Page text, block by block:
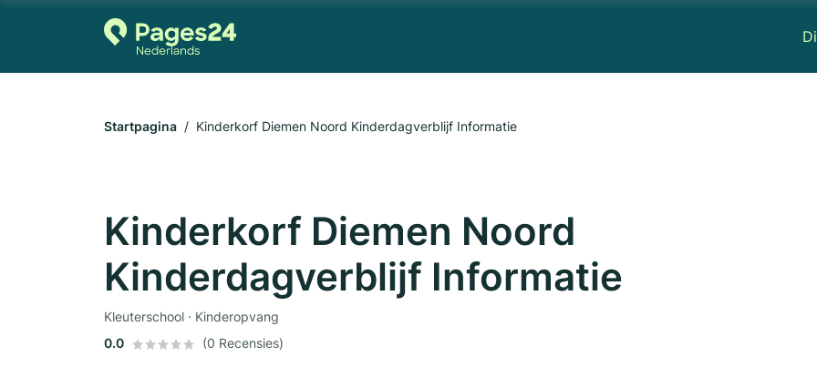
Startpagina Kinderkorf Diemen Noord Kinderdagverblijf Informatie
Kinderkorf Diemen Noord
Kinderdagverblijf Informatie
Kleuterschool · Kinderopvang
0.0
(0 Recensies)